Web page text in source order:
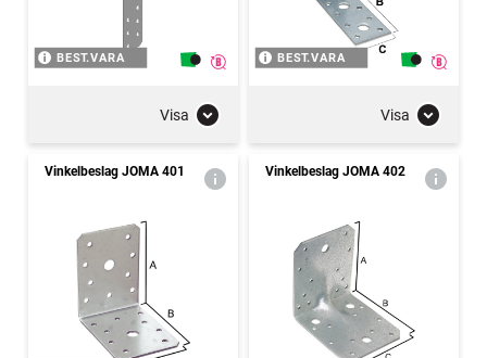
BEST.VARA
Visa
BEST.VARA
Visa
Vinkelbeslag JOMA 401 Vinkelbeslag JOMA 402